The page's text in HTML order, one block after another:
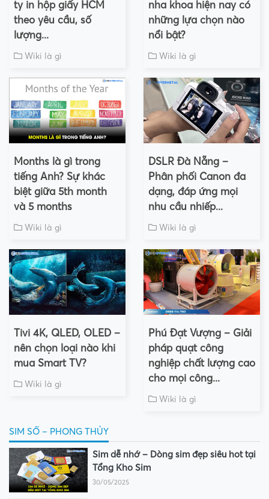
ty in hộp giấy HCM
theo yêu cầu, số
lượng...
Wiki là gì
nha khoa hiện nay có
những lựa chọn nào
nổi bật?
Wiki là gì
Months là gì trong
tiếng Anh? Sự khác
biệt giữa 5th month
và 5 months
Wiki là gì
DSLR Đà Nẵng –
Phân phối Canon đa
dạng, đáp ứng mọi
nhu cầu nhiếp...
Wiki là gì
Tivi 4K, QLED, OLED –
nên chọn loại nào khi
mua Smart TV?
Wiki là gì
Phú Đạt Vượng – Giải
pháp quạt công
nghiệp chất lượng cao
cho mọi công...
Wiki là gì
SIM SỐ – PHONG THỦY
Sim dễ nhớ – Dòng sim đẹp siêu hot tại
Tổng Kho Sim
30/05/2025